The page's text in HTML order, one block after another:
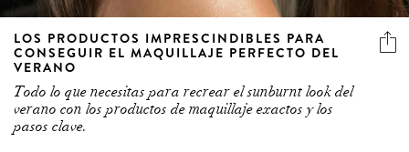
LOS PRODUCTOS IMPRESCINDIBLES PARA
CONSEGUIR EL MAQUILLAJE PERFECTO DEL
VERANO
Todo lo que necesitas para recrear el sunburnt look del
verano con los productos de maquillaje exactos y los
pasos clave.